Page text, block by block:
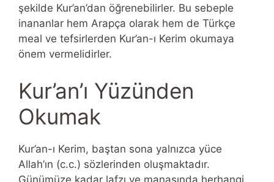
şekilde Kur’an’dan öğrenebilirler. Bu sebeple
inananlar hem Arapça olarak hem de Türkçe
meal ve tefsirlerden Kur’an-ı Kerim okumaya
önem vermelidirler.
Kur’an’ı Yüzünden
Okumak
Kur’an-ı Kerim, baştan sona yalnızca yüce
Allah’ın (c.c.) sözlerinden oluşmaktadır.
Günümüze kadar lafzı ve manasında herhangi